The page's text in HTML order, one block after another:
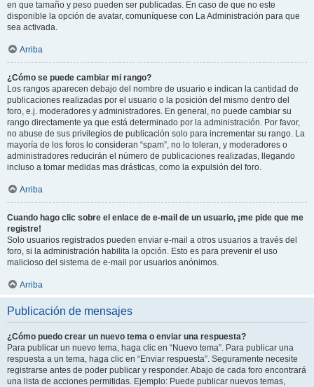
en que tamaño y peso pueden ser publicadas. En caso de que no este
disponible la opción de avatar, comuníquese con La Administración para que
sea activada.
Arriba
¿Cómo se puede cambiar mi rango?
Los rangos aparecen debajo del nombre de usuario e indican la cantidad de
publicaciones realizadas por el usuario o la posición del mismo dentro del
foro, e.j. moderadores y administradores. En general, no puede cambiar su
rango directamente ya que está determinado por la administración. Por favor,
no abuse de sus privilegios de publicación solo para incrementar su rango. La
mayoría de los foros lo consideran “spam”, no lo toleran, y moderadores o
administradores reducirán el número de publicaciones realizadas, llegando
incluso a tomar medidas mas drásticas, como la expulsión del foro.
Arriba
Cuando hago clic sobre el enlace de e-mail de un usuario, ¡me pide que me
registre!
Solo usuarios registrados pueden enviar e-mail a otros usuarios a través del
foro, si la administración habilita la opción. Esto es para prevenir el uso
malicioso del sistema de e-mail por usuarios anónimos.
Arriba
Publicación de mensajes
¿Cómo puedo crear un nuevo tema o enviar una respuesta?
Para publicar un nuevo tema, haga clic en “Nuevo tema”. Para publicar una
respuesta a un tema, haga clic en “Enviar respuesta”. Seguramente necesite
registrarse antes de poder publicar y responder. Abajo de cada foro encontrará
una lista de acciones permitidas. Ejemplo: Puede publicar nuevos temas,